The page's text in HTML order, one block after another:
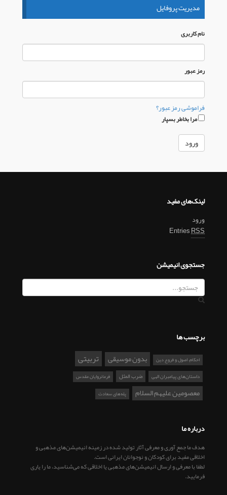
مدیریت پروفایل
نام كاربری
رمز عبور
فراموشی رمز عبور؟
مرا بخاطر بسپار
لینک‌های مفید
ورود
EntriesRSS
جستجوی انیمیشن
برچسب ها
احکام، اصول و فروع دین بدون موسیقی تربیتی
داستان‌های پیامبران الهی ضرب المثل فرمانروایان مقدس
معصومین علیهم السلام پله‌های سعادت
درباره ما
هدف ما جمع آوری و معرفی آثار تولید شده در زمینه انیمیشن‌های مذهبی و
اخلاقی مفید برای کودکان و نوجوانان ایرانی است.
لطفا با معرفی و ارسال انیمیشن‌های مذهبی یا اخلاقی که می‌شناسید، ما را یاری
فرمایید.